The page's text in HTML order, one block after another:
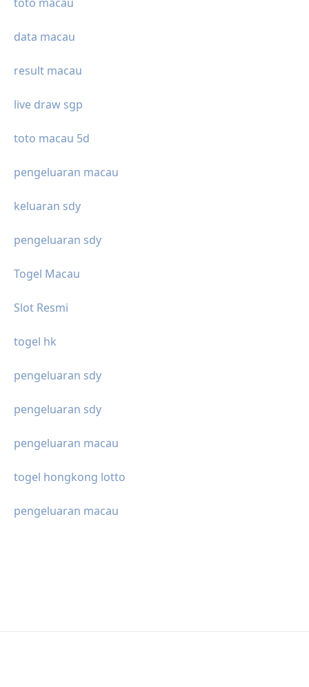
data macau
result macau
live draw sgp
toto macau 5d
pengeluaran macau
keluaran sdy
pengeluaran sdy
Togel Macau
Slot Resmi
togel hk
pengeluaran sdy
pengeluaran sdy
pengeluaran macau
togel hongkong lotto
pengeluaran macau